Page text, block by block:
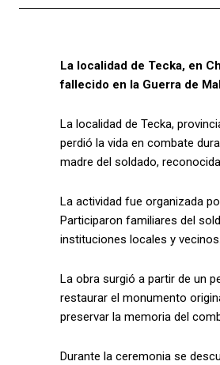
La localidad de Tecka, en
fallecido en la Guerra de
La localidad de Tecka,
perdió la vida en combate
madre del soldado,
La actividad fue organizada
Participaron familiares del
instituciones locales y vecinos.
La obra surgió a partir de un
restaurar el monumento
preservar la memoria del
Durante la ceremonia se